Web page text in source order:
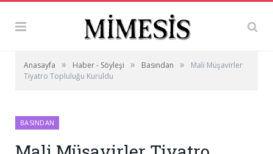
Anasayfa » Haber - Söyleşi » Basından »
Mali Müşavirler
Tiyatro Topluluğu Kuruldu
BASINDAN